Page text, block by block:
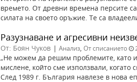
времето. От древни времена персите
силата на своето оръжие. Те са
Разузнаване и агресивни
От: Боян Чуков | Анализ, От списанието
„Не можем да решим проблемите, като
мислене, който сме използвали,
След 1989 г. България навлезе в нова